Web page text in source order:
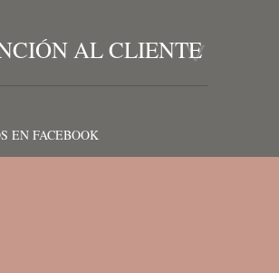
AL CLIENTE
EN FACEBOOK